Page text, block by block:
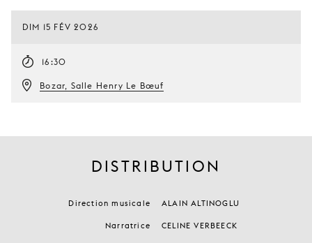
DIM 15 FÉV 2026
16:30
Bozar, Salle Henry Le Bœuf
DISTRIBUTION
Direction musicale ALAIN ALTINOGLU
Narratrice CELINE VERBEECK